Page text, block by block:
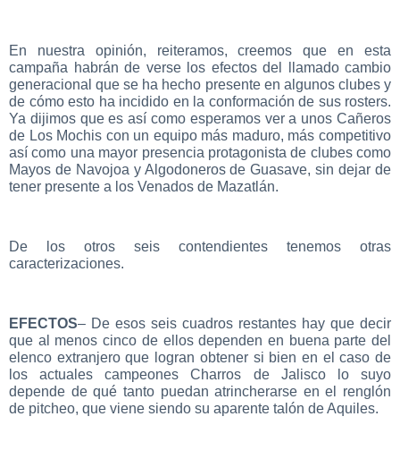
En nuestra opinión, reiteramos, creemos que en esta
campaña habrán de verse los efectos del llamado cambio
generacional que se ha hecho presente en algunos clubes y
de cómo esto ha incidido en la conformación de sus rosters.
Ya dijimos que es así como esperamos ver a unos Cañeros
de Los Mochis con un equipo más maduro, más competitivo
así como una mayor presencia protagonista de clubes como
Mayos de Navojoa y Algodoneros de Guasave, sin dejar de
tener presente a los Venados de Mazatlán.
De los otros seis contendientes tenemos otras
caracterizaciones.
EFECTOS– De esos seis cuadros restantes hay que decir
que al menos cinco de ellos dependen en buena parte del
elenco extranjero que logran obtener si bien en el caso de
los actuales campeones Charros de Jalisco lo suyo
depende de qué tanto puedan atrincherarse en el renglón
de pitcheo, que viene siendo su aparente talón de Aquiles.